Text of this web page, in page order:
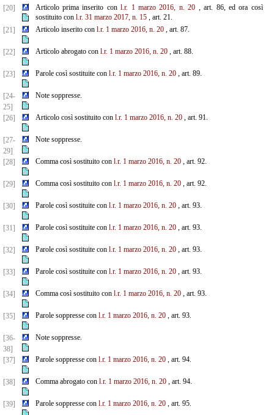
[20]
Articolo prima inserito conl.r. 1 marzo 2016, n. 20 , art. 86, ed ora così
sostituito con l.r. 31 marzo 2017, n. 15, art. 21.
[21]
Articolo inserito con l.r. 1 marzo 2016, n. 20, art. 87.
[22] Articolo abrogato con l.r. 1 marzo 2016, n. 20, art. 88.
[23] Parole così sostituite con l.r. 1 marzo 2016, n. 20, art. 89.
[24-
25]
Note soppresse.
[26] Articolo così sostituito con l.r. 1 marzo 2016, n. 20, art. 91.
[27-
29]
Note soppresse.
[28] Comma così sostituito con l.r. 1 marzo 2016, n. 20, art. 92.
[29] Comma così sostituito con l.r. 1 marzo 2016, n. 20, art. 92.
[30] Parole così sostituite con l.r. 1 marzo 2016, n. 20, art. 93.
[31] Parole così sostituite con l.r. 1 marzo 2016, n. 20, art. 93.
[32] Parole così sostituite con l.r. 1 marzo 2016, n. 20, art. 93.
[33] Parole così sostituite con l.r. 1 marzo 2016, n. 20, art. 93.
[34] Comma così sostituito con l.r. 1 marzo 2016, n. 20, art. 93.
[35] Parole soppresse con l.r. 1 marzo 2016, n. 20, art. 93.
[36-
38]
Note soppresse.
[37] Parole soppresse con l.r. 1 marzo 2016, n. 20, art. 94.
[38] Comma abrogato con l.r. 1 marzo 2016, n. 20, art. 94.
[39] Parole soppresse con l.r. 1 marzo 2016, n. 20, art. 95.